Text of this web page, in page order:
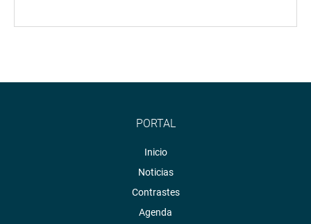
PORTAL
Inicio
Noticias
Contrastes
Agenda